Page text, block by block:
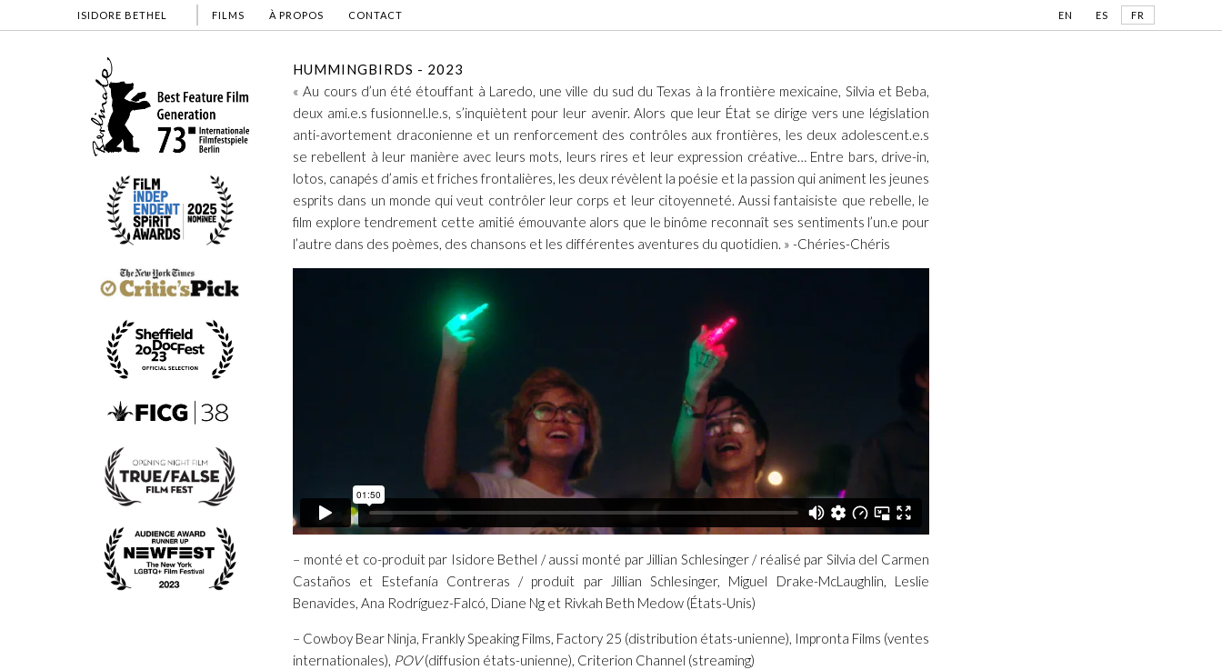
ISIDORE BETHEL FILMS À PROPOS CONTACT EN ES FR
HUMMINGBIRDS - 2023
« Au cours d’un été étouffant à Laredo, une ville du sud du Texas à la frontière mexicaine, Silvia et Beba,
deux ami.e.s fusionnel.le.s, s’inquiètent pour leur avenir. Alors que leur État se dirige vers une législation
anti-avortement draconienne et un renforcement des contrôles aux frontières, les deux adolescent.e.s
se rebellent à leur manière avec leurs mots, leurs rires et leur expression créative… Entre bars, drive-in,
lotos, canapés d’amis et friches frontalières, les deux révèlent la poésie et la passion qui animent les jeunes
esprits dans un monde qui veut contrôler leur corps et leur citoyenneté. Aussi fantaisiste que rebelle, le
film explore tendrement cette amitié émouvante alors que le binôme reconnaît ses sentiments l’un.e pour
l’autre dans des poèmes, des chansons et les différentes aventures du quotidien. » -Chéries-Chéris
– monté et co-produit par Isidore Bethel / aussi monté par Jillian Schlesinger / réalisé par Silvia del Carmen
Castaños et Estefanía Contreras / produit par Jillian Schlesinger, Miguel Drake-McLaughlin, Leslie
Benavides, Ana Rodríguez-Falcó, Diane Ng et Rivkah Beth Medow (États-Unis)
– Cowboy Bear Ninja, Frankly Speaking Films, Factory 25 (distribution états-unienne), Impronta Films (ventes
internationales), POV(diffusion états-unienne), Criterion Channel (streaming)